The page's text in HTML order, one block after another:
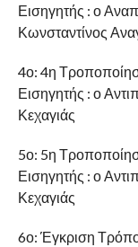
Εισηγητής : ο
Κωνσταντίνος
4ο: 4η
Εισηγητής : ο
Κεχαγιάς
5ο: 5η
Εισηγητής : ο
Κεχαγιάς
6ο: Έγκριση